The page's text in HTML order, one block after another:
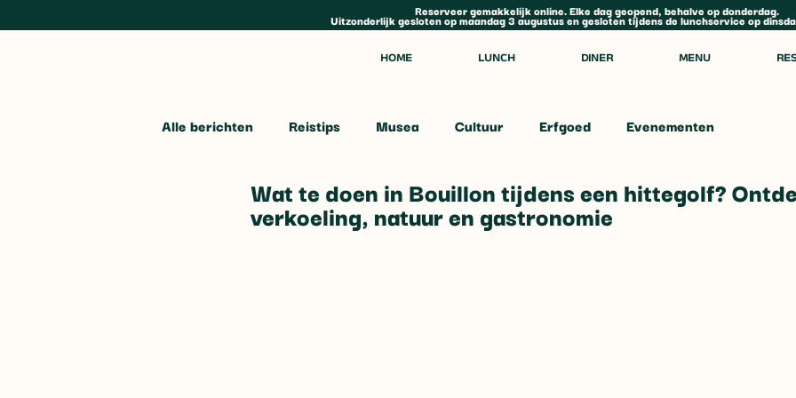
Reserveer gemakkelijk online. Elke dag geopend, behalve op donderdag.
Uitzonderlijk gesloten op maandag 3 augustus en gesloten tijdens de lunchservice op
HOME LUNCH DINER MENU
Alle berichten Reistips Musea Cultuur Erfgoed Evenementen
Wat te doen in Bouillon tijdens een hittegolf?
verkoeling, natuur en gastronomie